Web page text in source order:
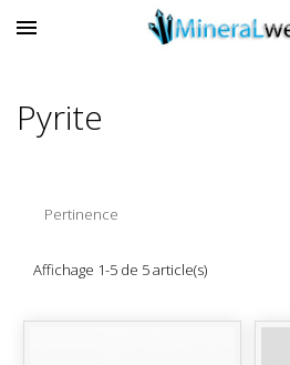

Pyrite
Pertinence
Affichage 1-5 de 5 article(s)